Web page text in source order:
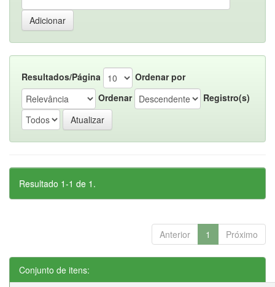
Resultados/Página
Ordenar por
Ordenar
Registro(s)
Resultado 1-1 de 1.
Anterior 1 Próximo
Conjunto de itens: